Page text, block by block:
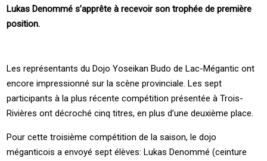
Lukas Denommé s’apprête à recevoir son trophée de première
position.
Les représentants du Dojo Yoseikan Budo de Lac-Mégantic ont
encore impressionné sur la scène provinciale. Les sept
participants à la plus récente compétition présentée à Trois-
Rivières ont décroché cinq titres, en plus d’une deuxième place.
Pour cette troisième compétition de la saison, le dojo
méganticois a envoyé sept élèves: Lukas Denommé (ceinture